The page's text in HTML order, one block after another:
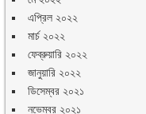
এপ্রিল ২০২২
মার্চ ২০২২
ফেব্রুয়ারি ২০২২
জানুয়ারি ২০২২
ডিসেম্বর ২০২১
নভেম্বর ২০২১